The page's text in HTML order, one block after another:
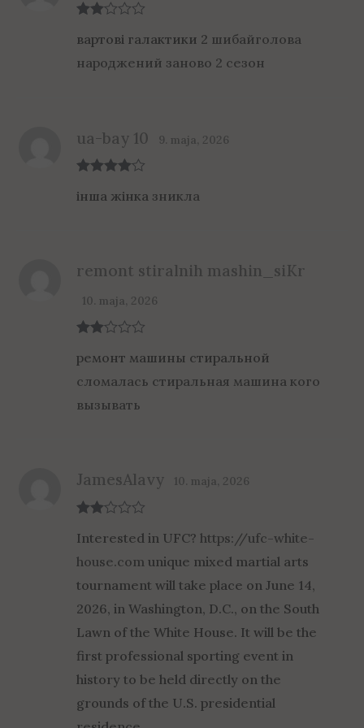
d2
of 5
вартові галактики 2 шибайголова
народжений заново 2 сезон
out of 5
ua-bay 10 9. maja, 2026
інша жінка зникла
d2
of 5
remont stiralnih mashin_siKr
10. maja, 2026
ремонт машины стиральной
сломалась стиральная машина кого
вызывать
d2
of 5
JamesAlavy 10. maja, 2026
Interested in UFC? https://ufc-white-
house.com unique mixed martial arts
tournament will take place on June 14,
2026, in Washington, D.C., on the South
Lawn of the White House. It will be the
first professional sporting event in
history to be held directly on the
grounds of the U.S. presidential